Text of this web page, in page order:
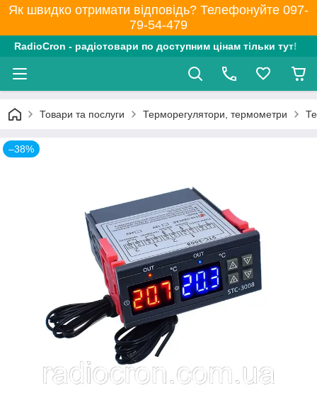
Як швидко отримати відповідь? Телефонуйте 097-
79-54-479
RadioCron - радіотовари по доступним цінам тільки тут!
Товари та послуги Терморегулятори, термометри
–38%